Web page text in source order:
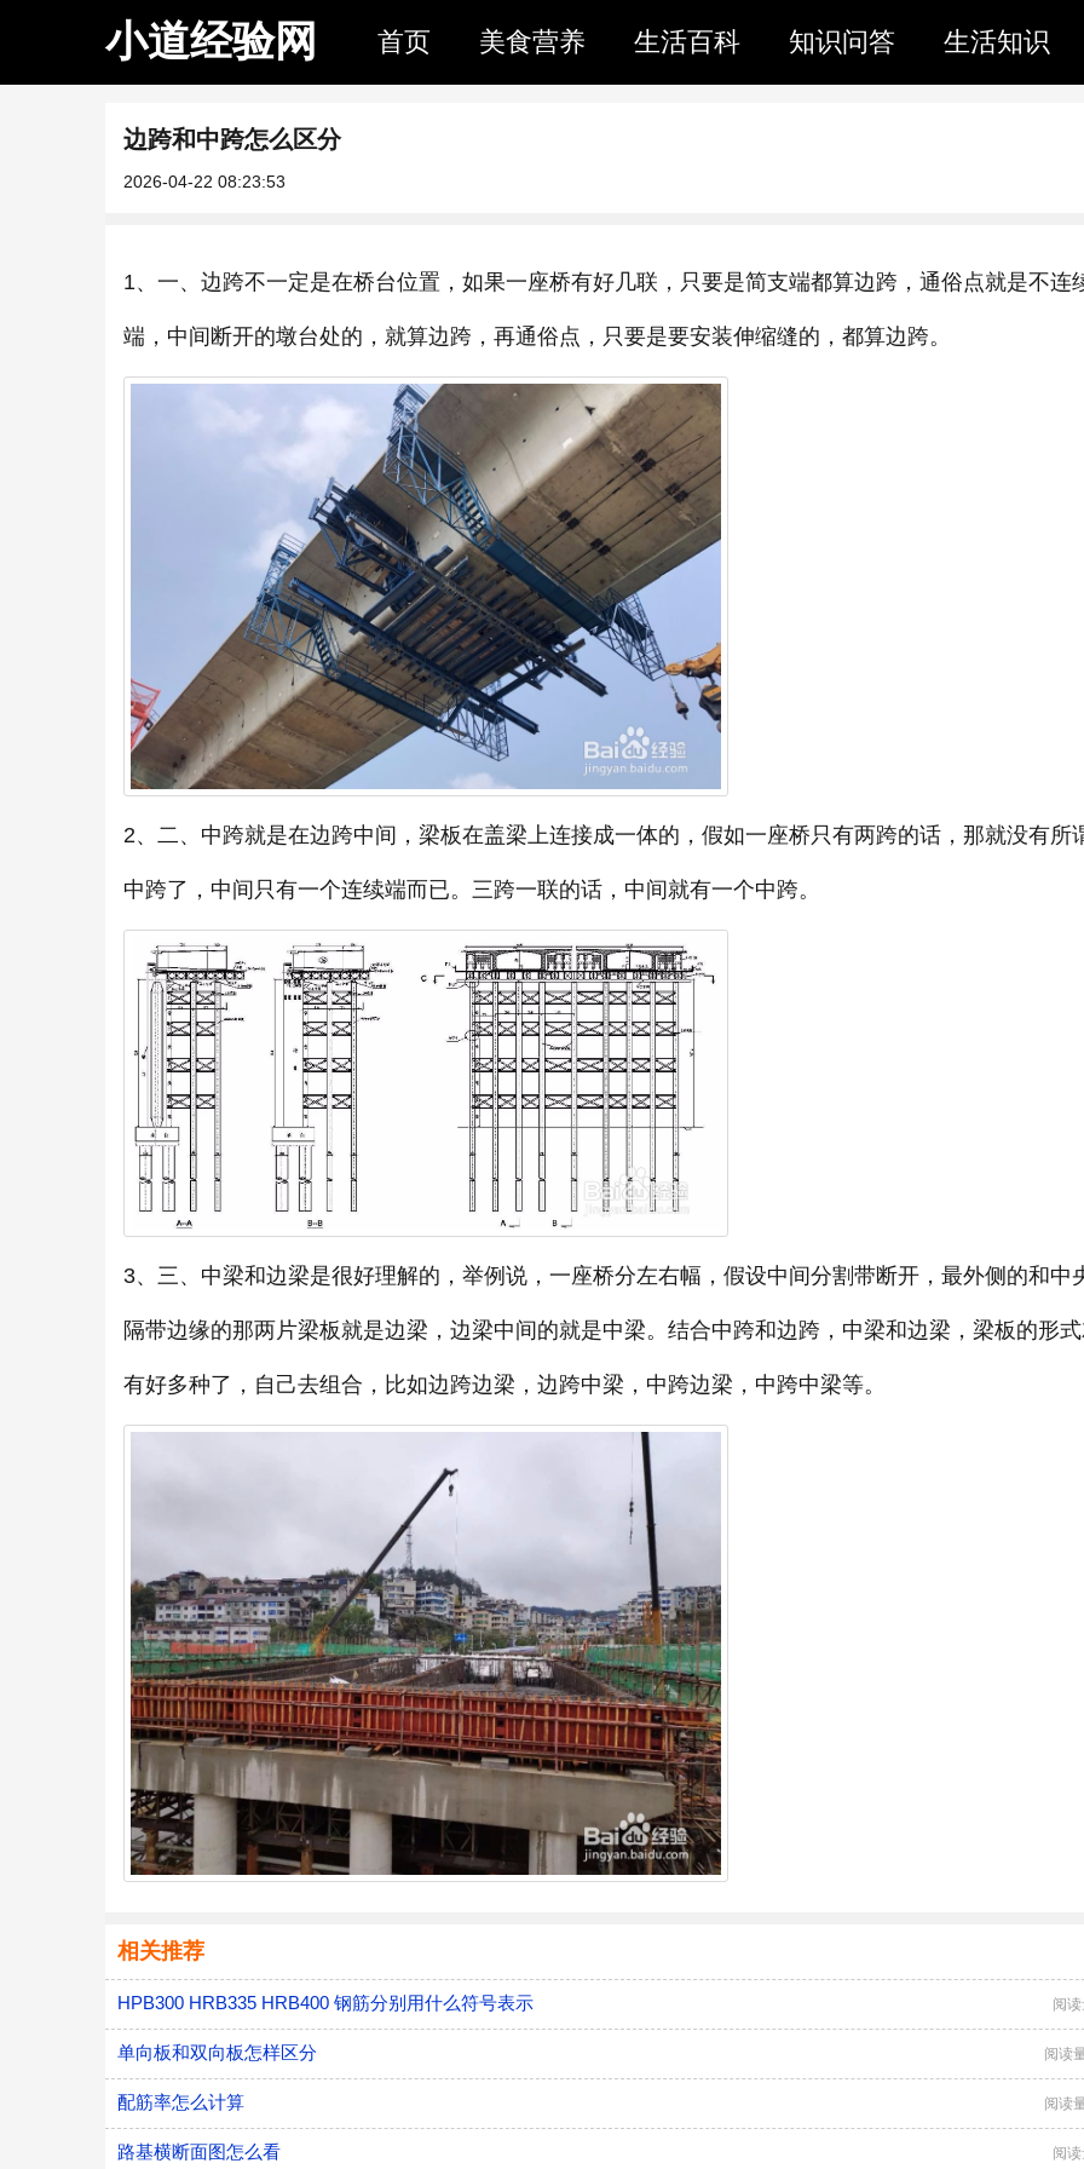
小道经验网 首页 美食营养 生活百科 知识问答 生活知识
边跨和中跨怎么区分
2026-04-22 08:23:53
1、一、边跨不一定是在桥台位置，如果一座桥有好几联，只要是简支端都算边跨，通俗点就是不连
端，中间断开的墩台处的，就算边跨，再通俗点，只要是要安装伸缩缝的，都算边跨。
2、二、中跨就是在边跨中间，梁板在盖梁上连接成一体的，假如一座桥只有两跨的话，那就没有所
中跨了，中间只有一个连续端而已。三跨一联的话，中间就有一个中跨。
3、三、中梁和边梁是很好理解的，举例说，一座桥分左右幅，假设中间分割带断开，最外侧的和中
隔带边缘的那两片梁板就是边梁，边梁中间的就是中梁。结合中跨和边跨，中梁和边梁，梁板的形
有好多种了，自己去组合，比如边跨边梁，边跨中梁，中跨边梁，中跨中梁等。
相关推荐
HPB300 HRB335 HRB400 钢筋分别用什么符号表示 阅
单向板和双向板怎样区分 阅读
配筋率怎么计算 阅读
路基横断面图怎么看 阅